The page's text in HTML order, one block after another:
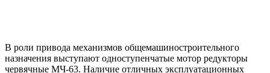
В роли привода механизмов общемашиностроительного
назначения выступают одноступенчатые мотор редукторы
червячные МЧ-63. Наличие отличных эксплуатационных